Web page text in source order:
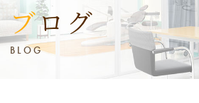
ブログ
BLOG